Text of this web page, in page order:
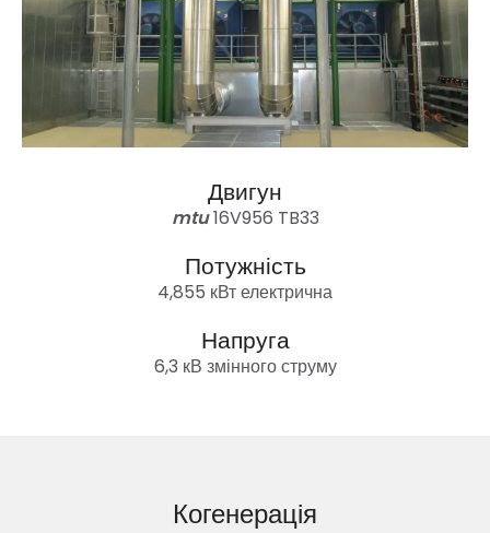
Двигун
mtu16V956 TB33
Потужність
4,855 кВт електрична
Напруга
6,3 кВ змінного струму
Когенерація